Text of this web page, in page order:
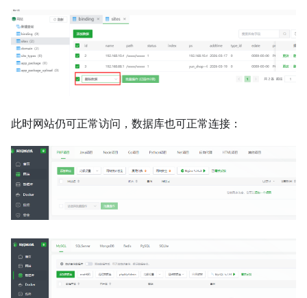
此时网站仍可正常访问，数据库也可正常连接：